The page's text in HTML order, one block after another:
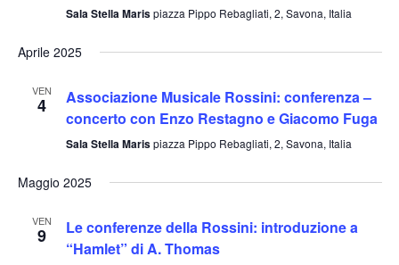
Sala Stella Marispiazza Pippo Rebagliati, 2, Savona, Italia
Aprile 2025
VEN
4
Associazione Musicale Rossini: conferenza –
concerto con Enzo Restagno e Giacomo Fuga
Sala Stella Marispiazza Pippo Rebagliati, 2, Savona, Italia
Maggio 2025
VEN
9
Le conferenze della Rossini: introduzione a
“Hamlet” di A. Thomas